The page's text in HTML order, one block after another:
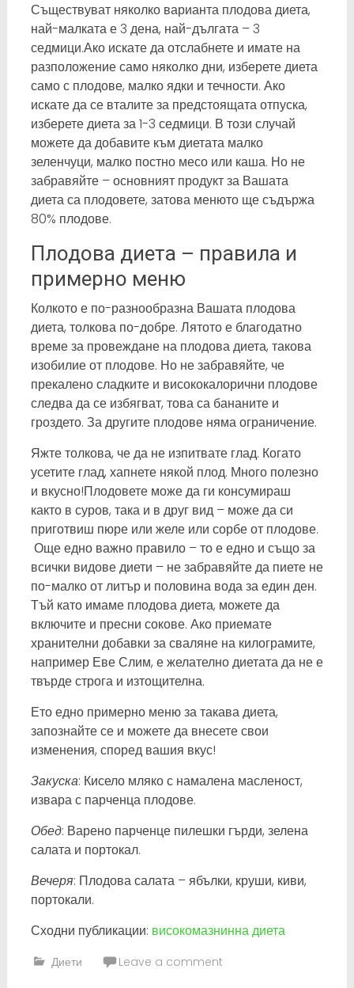
Съществуват няколко варианта плодова диета,
най-малката е 3 дена, най-дългата – 3
седмици.Ако искате да отслабнете и имате на
разположение само няколко дни, изберете диета
само с плодове, малко ядки и течности. Ако
искате да се вталите за предстоящата отпуска,
изберете диета за 1-3 седмици. В този случай
можете да добавите към диетата малко
зеленчуци, малко постно месо или каша. Но не
забравяйте – основният продукт за Вашата
диета са плодовете, затова менюто ще съдържа
80% плодове.
Плодова диета – правила и
примерно меню
Колкото е по-разнообразна Вашата плодова
диета, толкова по-добре. Лятото е благодатно
време за провеждане на плодова диета, такова
изобилие от плодове. Но не забравяйте, че
прекалено сладките и висококалорични плодове
следва да се избягват, това са бананите и
гроздето. За другите плодове няма ограничение.
Яжте толкова, че да не изпитвате глад. Когато
усетите глад, хапнете някой плод. Много полезно
и вкусно!Плодовете може да ги консумираш
както в суров, така и в друг вид – може да си
приготвиш пюре или желе или сорбе от плодове.
Още едно важно правило – то е едно и също за
всички видове диети – не забравяйте да пиете не
по-малко от литър и половина вода за един ден.
Тъй като имаме плодова диета, можете да
включите и пресни сокове. Ако приемате
хранителни добавки за сваляне на килограмите,
например Еве Слим, е желателно диетата да не е
твърде строга и изтощителна.
Ето едно примерно меню за такава диета,
запознайте се и можете да внесете свои
изменения, според вашия вкус!
Закуска: Кисело мляко с намалена масленост,
извара с парченца плодове.
Обед: Варено парченце пилешки гърди, зелена
салата и портокал.
Вечеря: Плодова салата – ябълки, круши, киви,
портокали.
Сходни публикации: високомазнинна диета
Диети Leave a comment